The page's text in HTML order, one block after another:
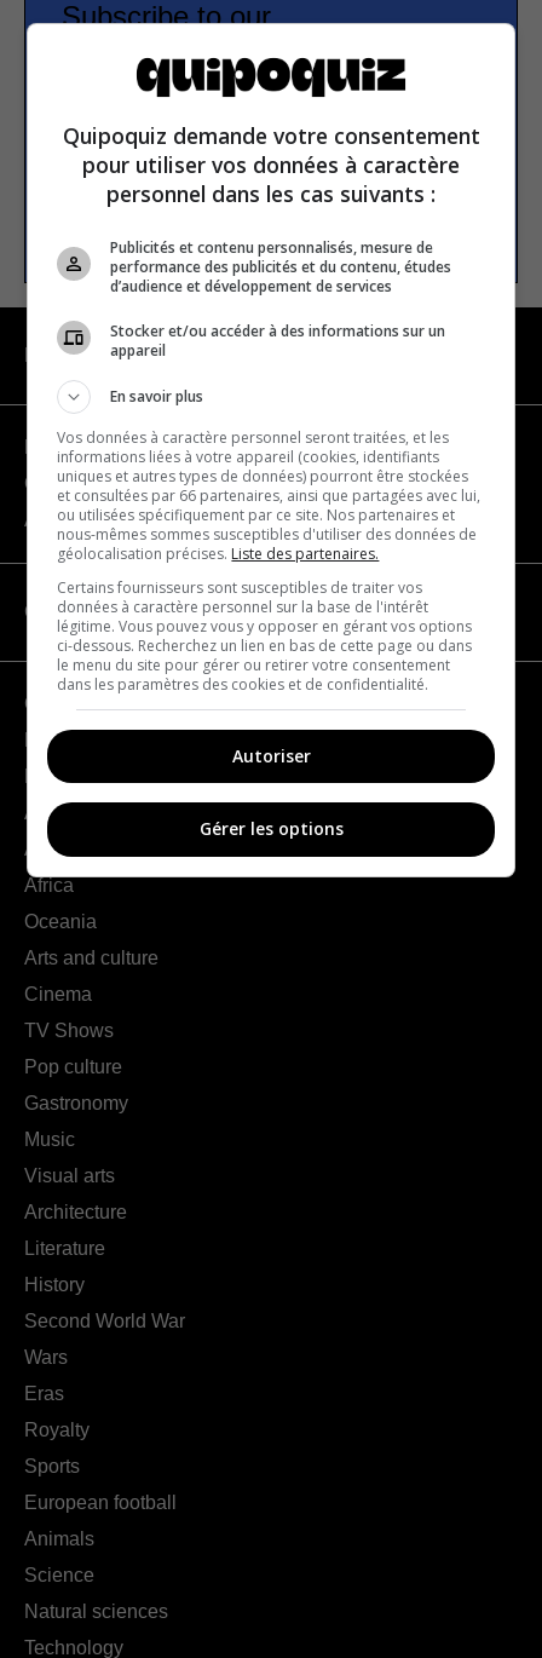
Subscribe to our
Email address
NAVIGATION
Become a partner
Contact us
About us
CATEGORIES
Geography
France
Europe
Americas
Asia
Africa
Oceania
Arts and culture
Cinema
TV Shows
Pop culture
Gastronomy
Music
Visual arts
Architecture
Literature
History
Second World War
Wars
Eras
Royalty
Sports
European football
Animals
Science
Natural sciences
Technology
Quipoquiz demande votre consentement
pour utiliser vos données à caractère
personnel dans les cas suivants :
Publicités et contenu personnalisés, mesure de
performance des publicités et du contenu, études
d’audience et développement de services
Stocker et/ou accéder à des informations sur un
appareil
En savoir plus
Vos données à caractère personnel seront traitées, et les
informations liées à votre appareil (cookies, identifiants
uniques et autres types de données) pourront être stockées
et consultées par 66 partenaires, ainsi que partagées avec lui,
ou utilisées spécifiquement par ce site. Nos partenaires et
nous-mêmes sommes susceptibles d'utiliser des données de
géolocalisation précises. Liste des partenaires.
Certains fournisseurs sont susceptibles de traiter vos
données à caractère personnel sur la base de l'intérêt
légitime. Vous pouvez vous y opposer en gérant vos options
ci-dessous. Recherchez un lien en bas de cette page ou dans
le menu du site pour gérer ou retirer votre consentement
dans les paramètres des cookies et de confidentialité.
Autoriser
Gérer les options